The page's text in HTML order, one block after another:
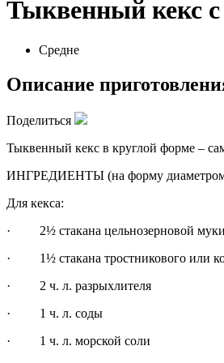
Тыквенный кекс
Средне
Описание
Поделиться
Тыквенный кекс в круглой форме –
ИНГРЕДИЕНТЫ (на форму
Для кекса:
· 2½ стакана цельнозерновой муки
· 1½ стакана тростникового или
· 2 ч. л. разрыхлителя
· 1 ч. л. соды
· 1 ч. л. морской соли